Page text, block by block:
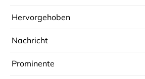
Hervorgehoben
Nachricht
Prominente